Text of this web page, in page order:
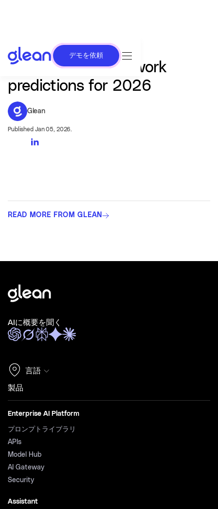
デモを依頼
Six expert AI and work
predictions for 2026
Glean
Published Jan 05, 2026.
READ MORE FROM GLEAN
AIに概要を聞く
言語
製品
Enterprise AI Platform
プロンプトライブラリ
APIs
Model Hub
AI Gateway
Security
Assistant